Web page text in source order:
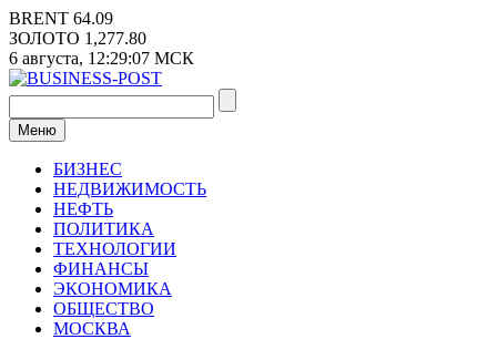
Перейти
к
содержимому
BRENT 64.09
ЗОЛОТО 1,277.80
6 августа, 12:29:07 МСК
Меню
БИЗНЕС
НЕДВИЖИМОСТЬ
НЕФТЬ
ПОЛИТИКА
ТЕХНОЛОГИИ
ФИНАНСЫ
ЭКОНОМИКА
ОБЩЕСТВО
МОСКВА